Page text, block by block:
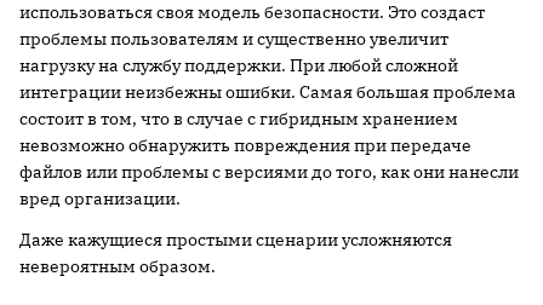
использоваться своя модель безопасности. Это создаст
проблемы пользователям и существенно увеличит
нагрузку на службу поддержки. При любой сложной
интеграции неизбежны ошибки. Самая большая проблема
состоит в том, что в случае с гибридным хранением
невозможно обнаружить повреждения при передаче
файлов или проблемы с версиями до того, как они нанесли
вред организации.
Даже кажущиеся простыми сценарии усложняются
невероятным образом.